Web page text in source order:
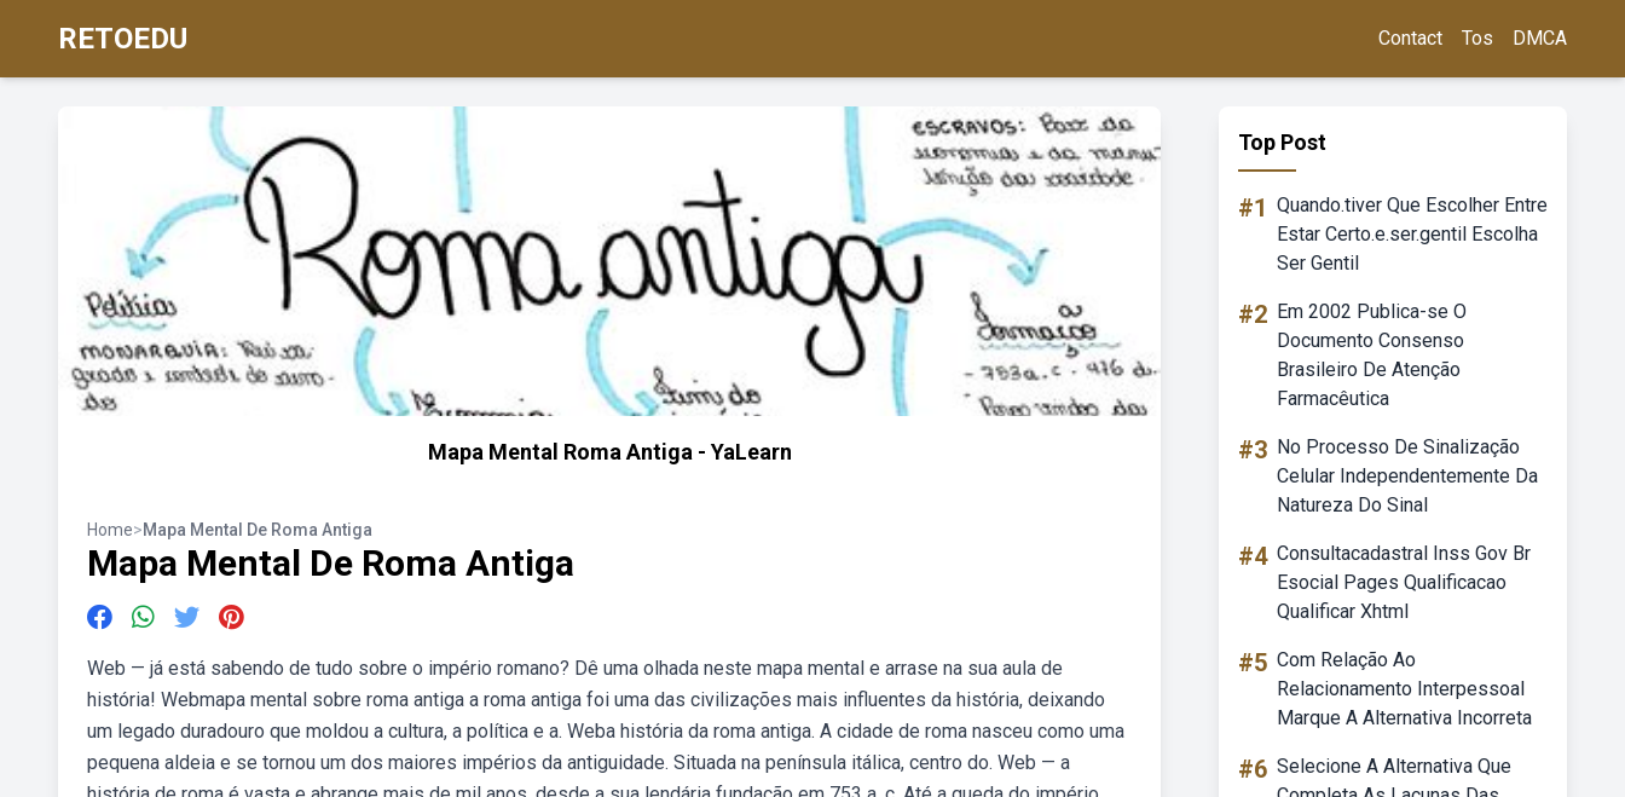
RETOEDU Contact Tos DMCA
Mapa Mental Roma Antiga - YaLearn
Home>Mapa Mental De Roma Antiga
Mapa Mental De Roma Antiga
Web — já está sabendo de tudo sobre o império romano? Dê uma olhada neste mapa mental e arrase na sua aula de
história! Webmapa mental sobre roma antiga a roma antiga foi uma das civilizações mais influentes da história, deixando
um legado duradouro que moldou a cultura, a política e a. Weba história da roma antiga. A cidade de roma nasceu como uma
pequena aldeia e se tornou um dos maiores impérios da antiguidade. Situada na península itálica, centro do. Web — a
Top Post
#1 Quando.tiver Que Escolher Entre
Estar Certo.e.ser.gentil Escolha
Ser Gentil
#2 Em 2002 Publica-se O
Documento Consenso
Brasileiro De Atenção
Farmacêutica
#3 No Processo De Sinalização
Celular Independentemente Da
Natureza Do Sinal
#4 Consultacadastral Inss Gov Br
Esocial Pages Qualificacao
Qualificar Xhtml
#5 Com Relação Ao
Relacionamento Interpessoal
Marque A Alternativa Incorreta
#6 Selecione A Alternativa Que